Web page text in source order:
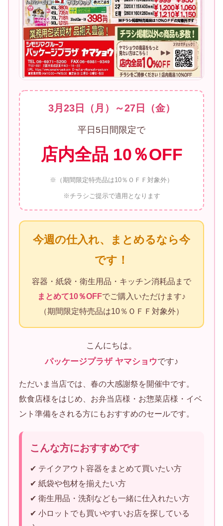
3月23日（月）～27日（金）
平日5日間限定で
店内全品 10％OFF
※（期間限定特売品は10％ＯＦＦ対象外）
※チラシご提示で適用となります
今週の仕入れ、まとめるなら今
です！
容器・紙袋・衛生用品・キッチン消耗品まで
まとめて10％OFFでご購入いただけます♪
（期間限定特売品は10％ＯＦＦ対象外）
こんにちは。
パッケージプラザ ヤマショウです♪
ただいま当店では、春の大感謝祭を開催中です。
飲食店様をはじめ、お弁当店様・お惣菜店様・イベ
ント準備をされる方にもおすすめのセールです。
こんな方におすすめです
✔ テイクアウト容器をまとめて買いたい方
✔ 紙袋や包材を揃えたい方
✔ 衛生用品・洗剤なども一緒に仕入れたい方
✔ 小ロットでも買いやすいお店を探している